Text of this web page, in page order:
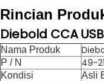
Rincian
Diebold CCA
Nama Produk
P / N 49-
Kondisi
Asli